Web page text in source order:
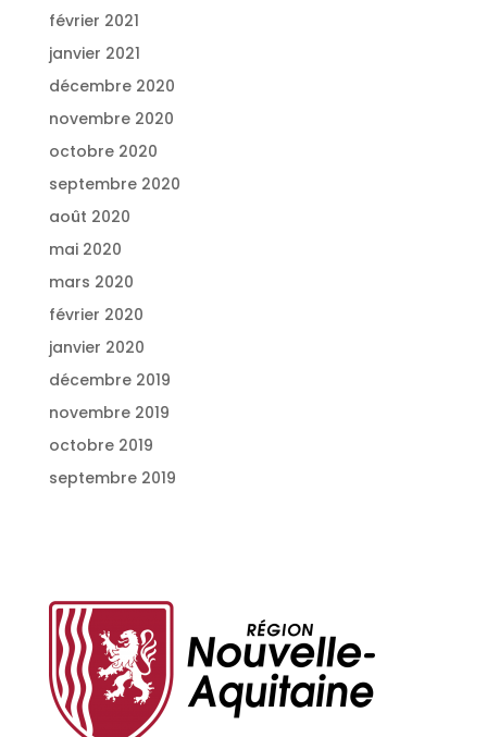
février 2021
janvier 2021
décembre 2020
novembre 2020
octobre 2020
septembre 2020
août 2020
mai 2020
mars 2020
février 2020
janvier 2020
décembre 2019
novembre 2019
octobre 2019
septembre 2019